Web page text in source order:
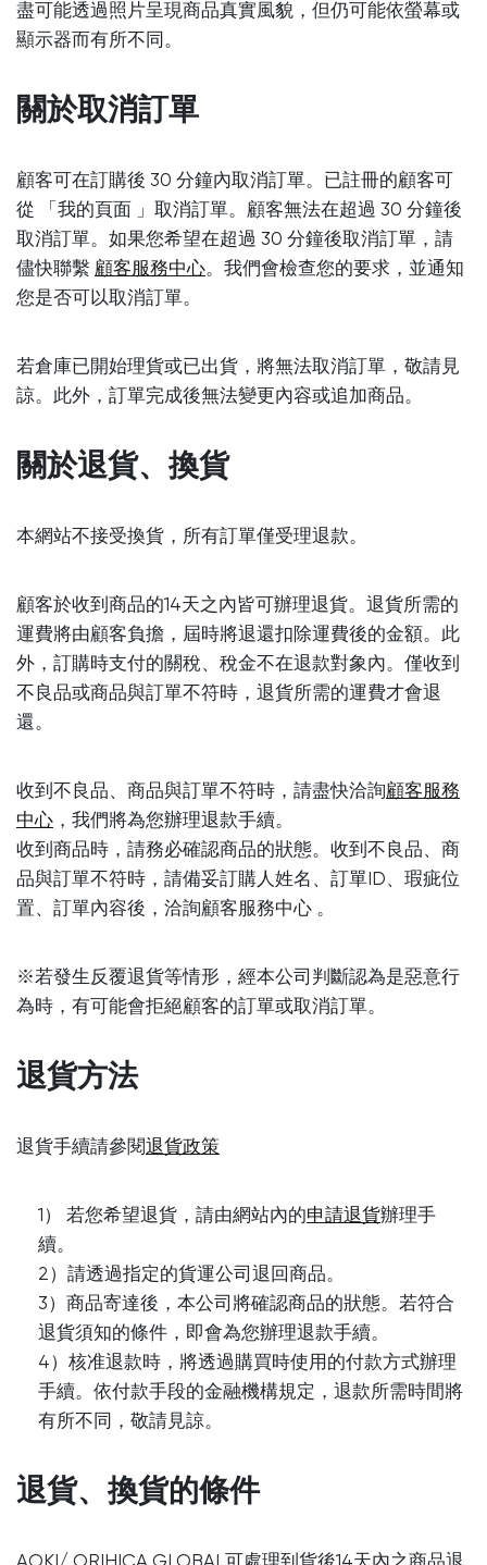
盡可能透過照片呈現商品真實風貌，但仍可能依螢幕或
顯示器而有所不同。
關於取消訂單
顧客可在訂購後 30 分鐘內取消訂單。已註冊的顧客可
從 「我的頁面 」取消訂單。顧客無法在超過 30 分鐘後
取消訂單。如果您希望在超過 30 分鐘後取消訂單，請
儘快聯繫顧客服務中心。我們會檢查您的要求，並通知
您是否可以取消訂單。
若倉庫已開始理貨或已出貨，將無法取消訂單，敬請見
諒。此外，訂單完成後無法變更內容或追加商品。
關於退貨、換貨
本網站不接受換貨，所有訂單僅受理退款。
顧客於收到商品的14天之內皆可辦理退貨。退貨所需的
運費將由顧客負擔，屆時將退還扣除運費後的金額。此
外，訂購時支付的關稅、稅金不在退款對象內。僅收到
不良品或商品與訂單不符時，退貨所需的運費才會退
還。
收到不良品、商品與訂單不符時，請盡快洽詢顧客服務
中心 ，我們將為您辦理退款手續。
收到商品時，請務必確認商品的狀態。收到不良品、商
品與訂單不符時，請備妥訂購人姓名、訂單ID、瑕疵位
置、訂單內容後，洽詢顧客服務中心 。
※若發生反覆退貨等情形，經本公司判斷認為是惡意行
為時，有可能會拒絕顧客的訂單或取消訂單。
退貨方法
退貨手續請參閱退貨政策
1） 若您希望退貨，請由網站內的申請退貨辦理手
續。
2）請透過指定的貨運公司退回商品。
3）商品寄達後，本公司將確認商品的狀態。若符合
退貨須知的條件，即會為您辦理退款手續。
4）核准退款時，將透過購買時使用的付款方式辦理
手續。依付款手段的金融機構規定，退款所需時間將
有所不同，敬請見諒。
退貨、換貨的條件